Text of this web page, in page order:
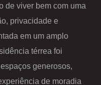
de viver bem com uma
privacidade e
em um amplo
térrea foi
generosos,
de moradia